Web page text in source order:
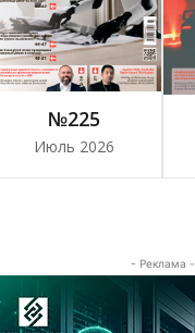
№225
Июль 2026
- Реклама -